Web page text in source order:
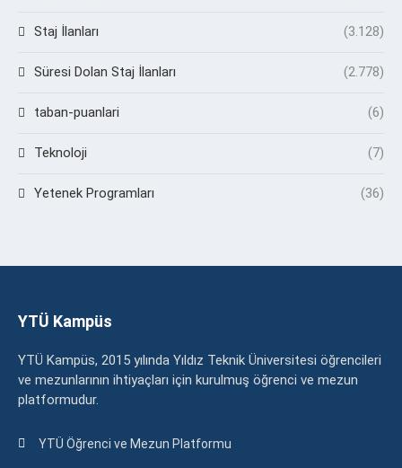
Staj İlanları (3.128)
Süresi Dolan Staj İlanları (2.778)
taban-puanlari (6)
Teknoloji (7)
Yetenek Programları (36)
YTÜ Kampüs
YTÜ Kampüs, 2015 yılında Yıldız Teknik Üniversitesi öğrencileri
ve mezunlarının ihtiyaçları için kurulmuş öğrenci ve mezun
platformudur.
YTÜ Öğrenci ve Mezun Platformu